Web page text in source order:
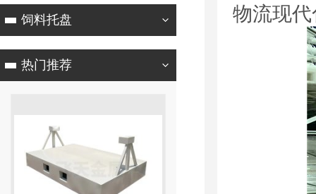
饲料托盘
热门推荐
物流现